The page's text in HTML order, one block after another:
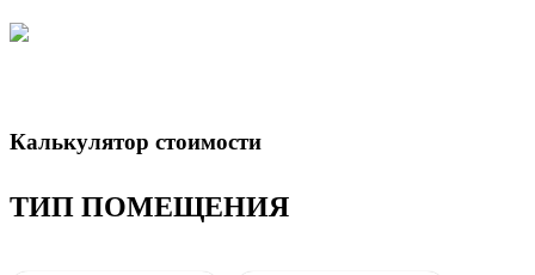
Калькулятор стоимости
ТИП ПОМЕЩЕНИЯ